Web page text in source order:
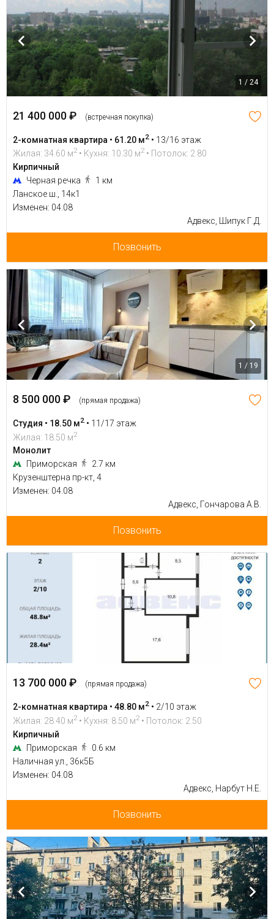
1 / 24
21 400 000 ₽ (встречная покупка)
2-комнатная квартира • 61.20 м2 • 13/16 этаж
Жилая: 34.60 м2 • Кухня: 10.30 м2 • Потолок: 2.80
Кирпичный
Черная речка
1 км
Ланское ш., 14к1
Изменен: 04.08
Адвекс, Шипук Г.Д.
Позвонить
1 / 19
8 500 000 ₽ (прямая продажа)
Студия • 18.50 м2 • 11/17 этаж
Жилая: 18.50 м2
Монолит
Приморская
2.7 км
Крузенштерна пр-кт, 4
Изменен: 04.08
Адвекс, Гончарова А.В.
Позвонить
13 700 000 ₽ (прямая продажа)
2-комнатная квартира • 48.80 м2 • 2/10 этаж
Жилая: 28.40 м2 • Кухня: 8.50 м2 • Потолок: 2.50
Кирпичный
Приморская
0.6 км
Наличная ул., 36к5Б
Изменен: 04.08
Адвекс, Нарбут Н.Е.
Позвонить